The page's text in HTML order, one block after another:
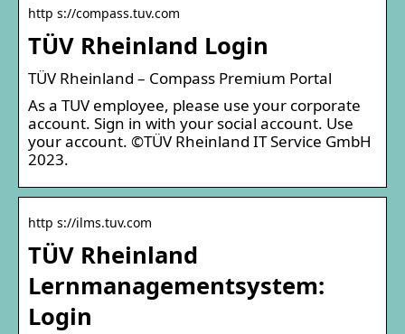
http s://compass.tuv.com
TÜV Rheinland Login
TÜV Rheinland – Compass Premium Portal
As a TUV employee, please use your corporate
account. Sign in with your social account. Use
your account. ©TÜV Rheinland IT Service GmbH
2023.
http s://ilms.tuv.com
TÜV Rheinland
Lernmanagementsystem:
Login